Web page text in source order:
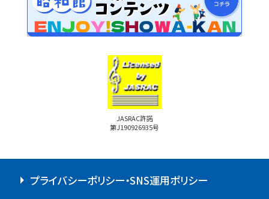
JASRAC許諾
第J190926935号
プライバシーポリシー・SNS運用ポリシー